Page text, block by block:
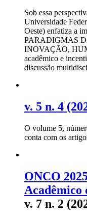
Sob essa
Universidade
Oeste) enfatiza a
PARADIGMAS
INOVAÇÃO,
acadêmico e
discussão
v. 5 n. 4
O volume 5,
conta com os
ONCO
Acadêmico
v. 7 n. 2